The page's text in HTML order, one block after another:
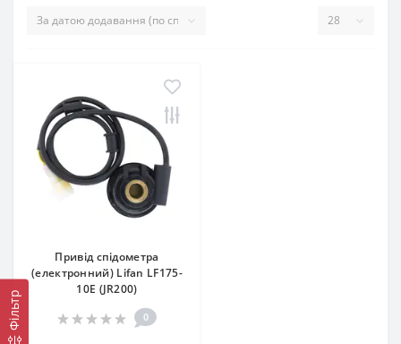
Фільтр
Привід спідометра
(електронний) Lifan LF175-
10Е (JR200)
0